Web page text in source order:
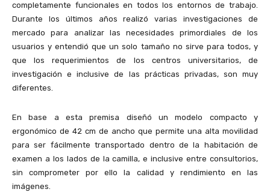
completamente funcionales en todos los entornos de trabajo.
Durante los últimos años realizó varias investigaciones de
mercado para analizar las necesidades primordiales de los
usuarios y entendió que un solo tamaño no sirve para todos, y
que los requerimientos de los centros universitarios, de
investigación e inclusive de las prácticas privadas, son muy
diferentes.
En base a esta premisa diseñó un modelo compacto y
ergonómico de 42 cm de ancho que permite una alta movilidad
para ser fácilmente transportado dentro de la habitación de
examen a los lados de la camilla, e inclusive entre consultorios,
sin comprometer por ello la calidad y rendimiento en las
imágenes.